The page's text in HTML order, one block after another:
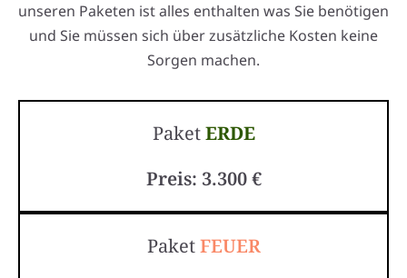
unseren Paketen ist alles enthalten was Sie benötigen
und Sie müssen sich über zusätzliche Kosten keine
Sorgen machen.
PaketERDE
Preis: 3.300 €
PaketFEUER